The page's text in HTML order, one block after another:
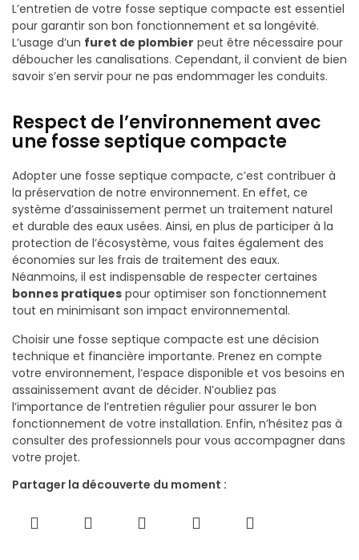
L’entretien de votre fosse septique compacte est essentiel
pour garantir son bon fonctionnement et sa longévité.
L’usage d’un furet de plombier peut être nécessaire pour
déboucher les canalisations. Cependant, il convient de bien
savoir s’en servir pour ne pas endommager les conduits.
Respect de l’environnement avec
une fosse septique compacte
Adopter une fosse septique compacte, c’est contribuer à
la préservation de notre environnement. En effet, ce
système d’assainissement permet un traitement naturel
et durable des eaux usées. Ainsi, en plus de participer à la
protection de l’écosystème, vous faites également des
économies sur les frais de traitement des eaux.
Néanmoins, il est indispensable de respecter certaines
bonnes pratiques pour optimiser son fonctionnement
tout en minimisant son impact environnemental.
Choisir une fosse septique compacte est une décision
technique et financière importante. Prenez en compte
votre environnement, l’espace disponible et vos besoins en
assainissement avant de décider. N’oubliez pas
l’importance de l’entretien régulier pour assurer le bon
fonctionnement de votre installation. Enfin, n’hésitez pas à
consulter des professionnels pour vous accompagner dans
votre projet.
Partager la découverte du moment :